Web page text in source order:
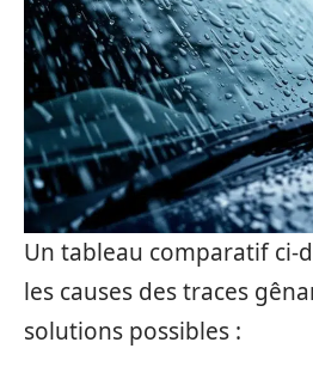
Un tableau comparatif ci-
les causes des traces
solutions possibles :